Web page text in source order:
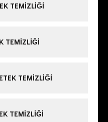
TEMIZLIĞI
TEMIZLIĞI
TEMIZLIĞI
TEMIZLIĞI